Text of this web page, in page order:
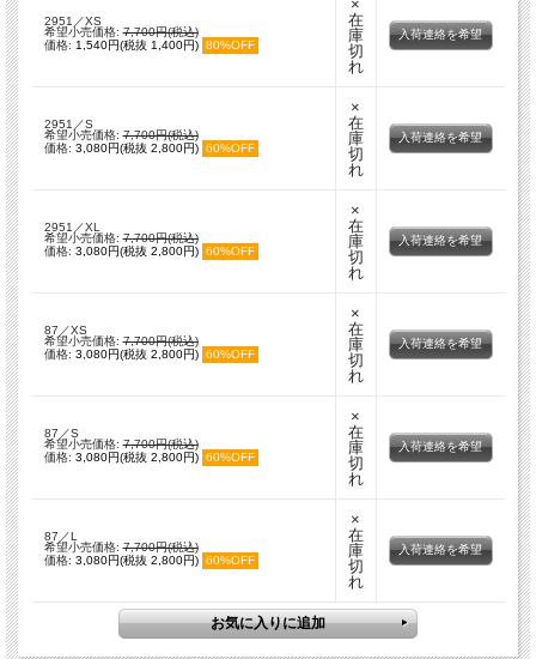
2951／XS
希望小売価格:7,700円(税込)
価格: 1,540円(税抜 1,400円) 80%OFF
×
在
庫
切
れ
入荷連絡を希望
2951／S
希望小売価格:7,700円(税込)
価格: 3,080円(税抜 2,800円) 60%OFF
×
在
庫
切
れ
入荷連絡を希望
2951／XL
希望小売価格:7,700円(税込)
価格: 3,080円(税抜 2,800円) 60%OFF
×
在
庫
切
れ
入荷連絡を希望
87／XS
希望小売価格:7,700円(税込)
価格: 3,080円(税抜 2,800円) 60%OFF
×
在
庫
切
れ
入荷連絡を希望
87／S
希望小売価格:7,700円(税込)
価格: 3,080円(税抜 2,800円) 60%OFF
×
在
庫
切
れ
入荷連絡を希望
87／L
希望小売価格:7,700円(税込)
価格: 3,080円(税抜 2,800円) 60%OFF
×
在
庫
切
れ
入荷連絡を希望